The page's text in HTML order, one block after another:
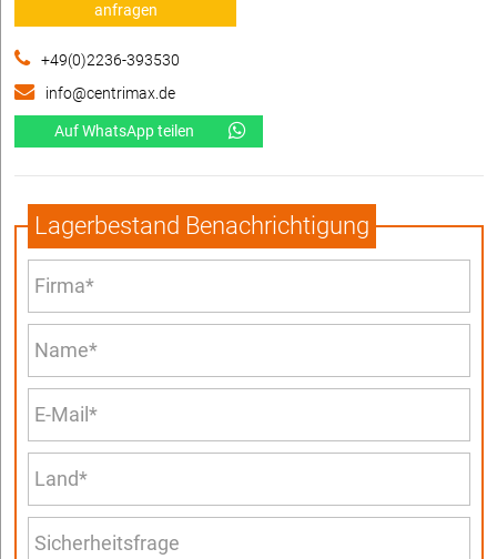
anfragen
+49(0)2236-393530
info@centrimax.de
Auf WhatsApp teilen
Lagerbestand Benachrichtigung